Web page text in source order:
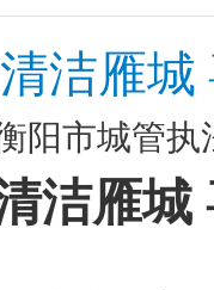
洁雁
阳市城管执
洁雁城